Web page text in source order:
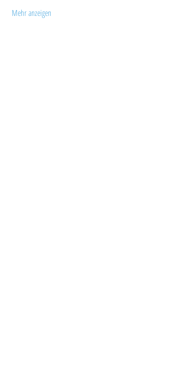
Mehr anzeigen